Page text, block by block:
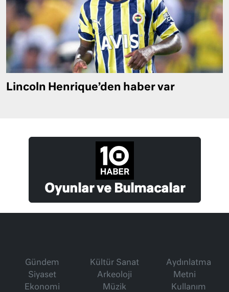
Lincoln Henrique’den haber var
Oyunlar ve Bulmacalar
Gündem
Siyaset
Ekonomi
Kültür Sanat
Arkeoloji
Müzik
Aydınlatma
Metni
Kullanım